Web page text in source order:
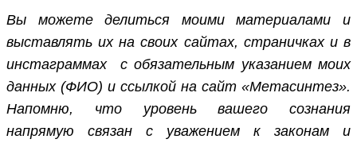
Вы можете делиться моими материалами и
выставлять их на своих сайтах, страничках и в
инстаграммах с обязательным указанием моих
данных (ФИО) и ссылкой на сайт «Метасинтез».
Напомню, что уровень вашего сознания
напрямую связан с уважением к законам и